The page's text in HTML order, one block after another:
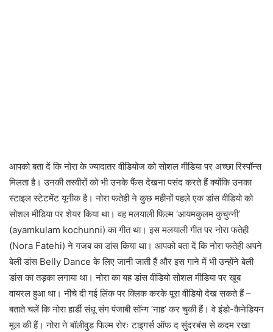
आपको बता दें कि नोरा के ज्यादातर वीडियोज को सोशल मीडिया पर अच्छा रिस्पॉन्स
मिलता है। उनकी तस्वीरों को भी उनके फैंस देखना पसंद करते हैं क्योंकि उनका
स्टाइल स्टेटमेंट यूनीक है। नोरा फतेही ने कुछ महीनों पहले एक डांस वीडियो को
सोशल मीडिया पर शेयर किया था। वह मलयाली फिल्म ‘आयमकुलम कुचुन्नी’
(ayamkulam kochunni) का गीत था। इस मलयाली गीत पर नोरा फतेही
(Nora Fatehi) ने गजब का डांस किया था। आपको बता दें कि नोरा फतेही अपने
बेली डांस Belly Dance के लिए जानी जाती हैं और इस गाने में भी उन्होंने बेली
डांस का तड़का लगाया था। नोरा का यह डांस वीडियो सोशल मीडिया पर खूब
वायरल हुआ था। नीचे दी गई लिंक पर क्लिक करके पूरा वीडियो देख सकते हैं –
बताते चलें कि नोरा हार्डी संधू संग पंजाबी सॉन्ग ‘नाह’ कर चुकी हैं। वे इंडो-कैनेडियन
मूल की हैं। नोरा ने बॉलीवुड फिल्म रोरः टाइगर्स ऑफ द सुंदरबंस से कदम रखा